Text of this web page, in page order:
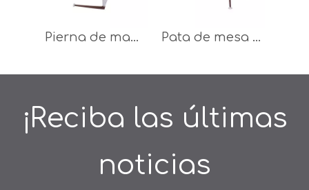
Pierna de madera de acero de los muebles de la pierna de la mesa de centro del color de la fuente de alta calidad de la fábrica Pata de mesa de color madera de acero de 1200x600x750 mm de suministro de fábrica
¡Reciba las últimas
noticias